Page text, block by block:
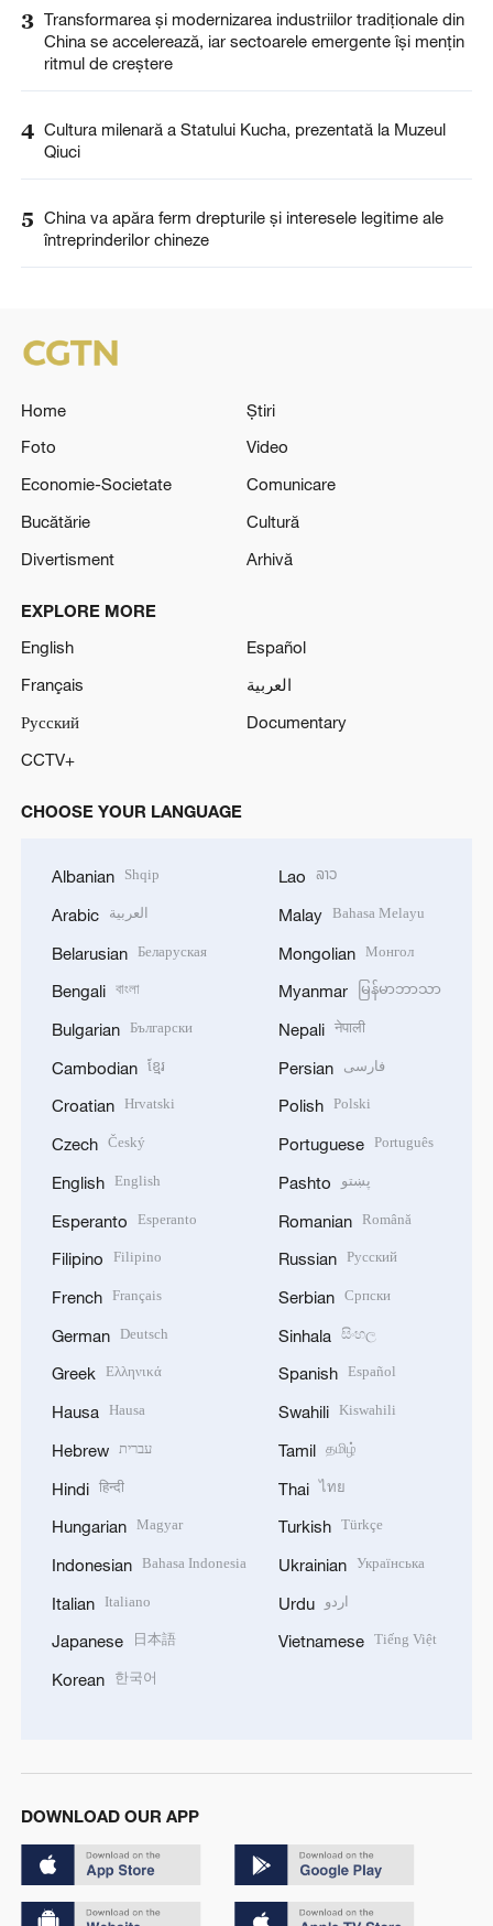
3 Transformarea și modernizarea industriilor tradiționale din
China se accelerează, iar sectoarele emergente își mențin
ritmul de creștere
4 Cultura milenară a Statului Kucha, prezentată la Muzeul
Qiuci
5 China va apăra ferm drepturile și interesele legitime ale
întreprinderilor chineze
Home
Știri
Foto
Video
Economie-Societate
Comunicare
Bucătărie
Cultură
Divertisment
Arhivă
EXPLORE MORE
English
Español
Français
العربية
Русский
Documentary
CCTV+
CHOOSE YOUR LANGUAGE
Albanian Shqip
Arabic العربية
Belarusian Беларуская
Bengali বাংলা
Bulgarian Български
Cambodian ខ្មែរ
Croatian Hrvatski
Czech Český
English English
Esperanto Esperanto
Filipino Filipino
French Français
German Deutsch
Greek Ελληνικά
Hausa Hausa
Hebrew עברית
Hindi हिन्दी
Hungarian Magyar
Indonesian Bahasa Indonesia
Italian Italiano
Japanese 日本語
Korean 한국어
Lao ລາວ
Malay Bahasa Melayu
Mongolian Монгол
Myanmar မြန်မာဘာသာ
Nepali नेपाली
Persian فارسی
Polish Polski
Portuguese Português
Pashto پښتو
Romanian Română
Russian Русский
Serbian Српски
Sinhala සිංහල
Spanish Español
Swahili Kiswahili
Tamil தமிழ்
Thai ไทย
Turkish Türkçe
Ukrainian Українська
Urdu اردو
Vietnamese Tiếng Việt
DOWNLOAD OUR APP